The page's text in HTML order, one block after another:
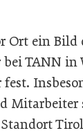
ein Bild
TANN in
fest.
Mitarbeiter